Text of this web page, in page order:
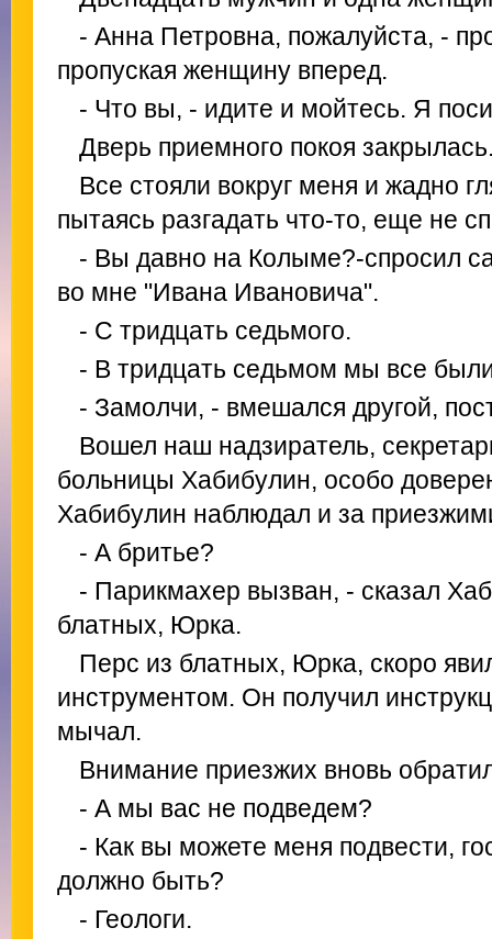
- Анна Петровна, пожалуйста, -
пропуская женщину вперед.
- Что вы, - идите и мойтесь. Я
Дверь приемного покоя
Все стояли вокруг меня и жадно
пытаясь разгадать что-то, еще не
- Вы давно на Колыме?-спросил
во мне "Ивана Ивановича".
- С тридцать седьмого.
- В тридцать седьмом мы все
- Замолчи, - вмешался другой,
Вошел наш надзиратель,
больницы Хабибулин, особо
Хабибулин наблюдал и за
- А бритье?
- Парикмахер вызван, - сказал
блатных, Юрка.
Перс из блатных, Юрка, скоро
инструментом. Он получил
мычал.
Внимание приезжих вновь
- А мы вас не подведем?
- Как вы можете меня подвести,
должно быть?
- Геологи.